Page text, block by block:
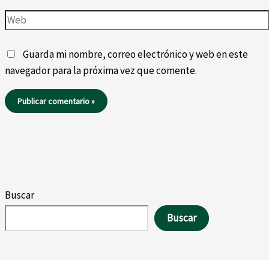
Web
Guarda mi nombre, correo electrónico y web en este
navegador para la próxima vez que comente.
Buscar
Buscar